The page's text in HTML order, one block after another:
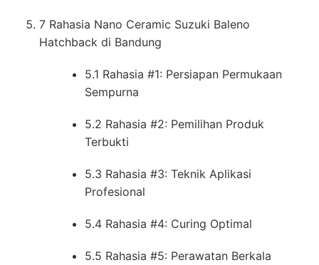
7 Rahasia Nano Ceramic Suzuki Baleno
Hatchback di Bandung
5.1 Rahasia #1: Persiapan Permukaan
Sempurna
5.2 Rahasia #2: Pemilihan Produk
Terbukti
5.3 Rahasia #3: Teknik Aplikasi
Profesional
5.4 Rahasia #4: Curing Optimal
5.5 Rahasia #5: Perawatan Berkala